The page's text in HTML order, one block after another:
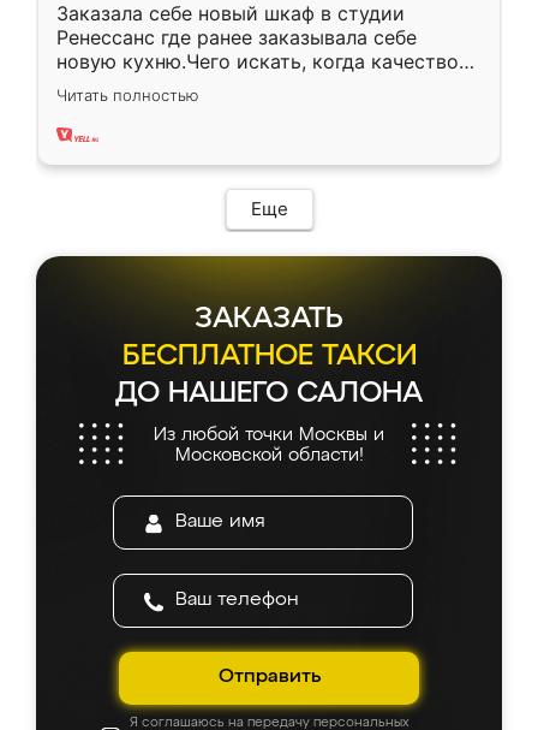
Заказала себе новый шкаф в студии
Ренессанс где ранее заказывала себе
новую кухню.Чего искать, когда качеством
вполне довольна. Служит кухня уже почти
два года, нареканий нет.
Читать полностью
Еще
ЗАКАЗАТЬ
БЕСПЛАТНОЕ ТАКСИ
ДО НАШЕГО САЛОНА
Из любой точки Москвы и
Московской области!
Отправить
Я соглашаюсь на передачу персональных